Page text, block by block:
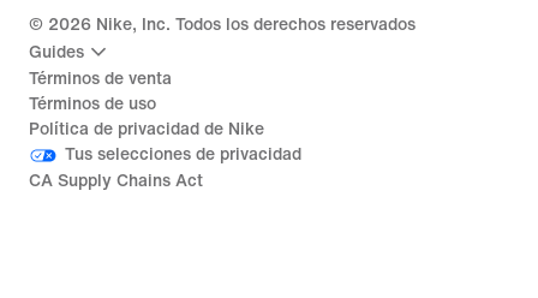
© 2026 Nike, Inc. Todos los derechos reservados
Guides
Términos de venta
Términos de uso
Política de privacidad de Nike
Tus selecciones de privacidad
CA Supply Chains Act